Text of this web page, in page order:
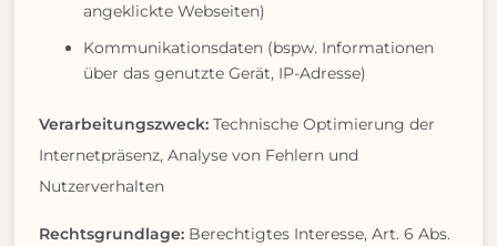
angeklickte Webseiten)
Kommunikationsdaten (bspw. Informationen
über das genutzte Gerät, IP-Adresse)
Verarbeitungszweck:Technische Optimierung der
Internetpräsenz, Analyse von Fehlern und
Nutzerverhalten
Rechtsgrundlage: Berechtigtes Interesse, Art. 6 Abs.